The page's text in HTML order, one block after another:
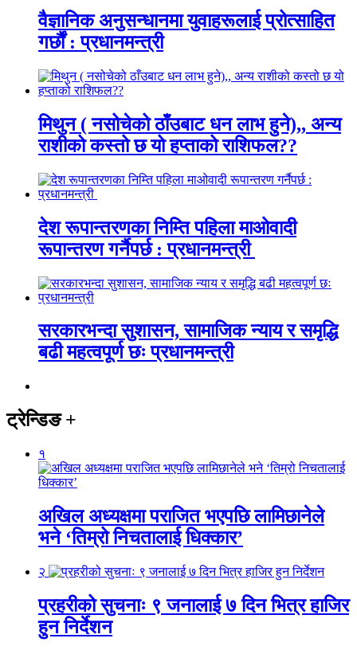
वैज्ञानिक अनुसन्धानमा युवाहरूलाई प्रोत्साहित
गर्छौं : प्रधानमन्त्री
मिथुन ( नसोचेको ठाँउबाट धन लाभ हुने),, अन्य
राशीको कस्तो छ यो हप्ताको राशिफल??
देश रूपान्तरणका निम्ति पहिला माओवादी
रूपान्तरण गर्नैपर्छ : प्रधानमन्त्री
सरकारभन्दा सुशासन, सामाजिक न्याय र समृद्धि
बढी महत्वपूर्ण छः प्रधानमन्त्री
ट्रेन्डिङ+
१
अखिल अध्यक्षमा पराजित भएपछि लामिछानेले
भने ‘तिम्रो निचतालाई धिक्कार’
२
प्रहरीको सुचनाः ९ जनालाई ७ दिन भित्र हाजिर
हुन निर्देशन